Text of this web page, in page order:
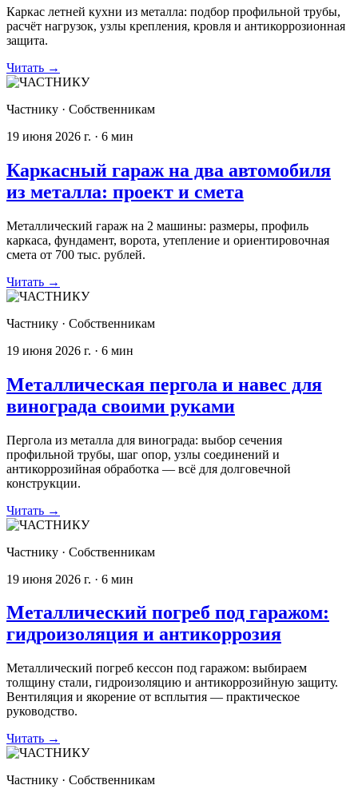
Каркас летней кухни из металла: подбор профильной трубы,
расчёт нагрузок, узлы крепления, кровля и антикоррозионная
защита.
Читать →
Частнику · Собственникам
19 июня 2026 г. · 6 мин
Каркасный гараж на два автомобиля
из металла: проект и смета
Металлический гараж на 2 машины: размеры, профиль
каркаса, фундамент, ворота, утепление и ориентировочная
смета от 700 тыс. рублей.
Читать →
Частнику · Собственникам
19 июня 2026 г. · 6 мин
Металлическая пергола и навес для
винограда своими руками
Пергола из металла для винограда: выбор сечения
профильной трубы, шаг опор, узлы соединений и
антикоррозийная обработка — всё для долговечной
конструкции.
Читать →
Частнику · Собственникам
19 июня 2026 г. · 6 мин
Металлический погреб под гаражом:
гидроизоляция и антикоррозия
Металлический погреб кессон под гаражом: выбираем
толщину стали, гидроизоляцию и антикоррозийную защиту.
Вентиляция и якорение от всплытия — практическое
руководство.
Читать →
Частнику · Собственникам